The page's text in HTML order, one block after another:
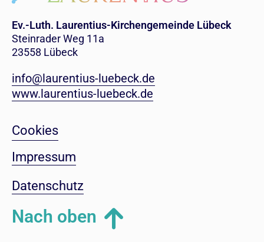
Ev.-Luth. Laurentius-Kirchengemeinde Lübeck
Steinrader Weg 11a
23558 Lübeck
info@laurentius-luebeck.de
www.laurentius-luebeck.de
Cookies
Impressum
Datenschutz
Nach oben